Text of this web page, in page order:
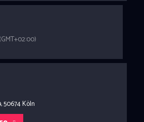
(GMT+02:00)
50674 Köln